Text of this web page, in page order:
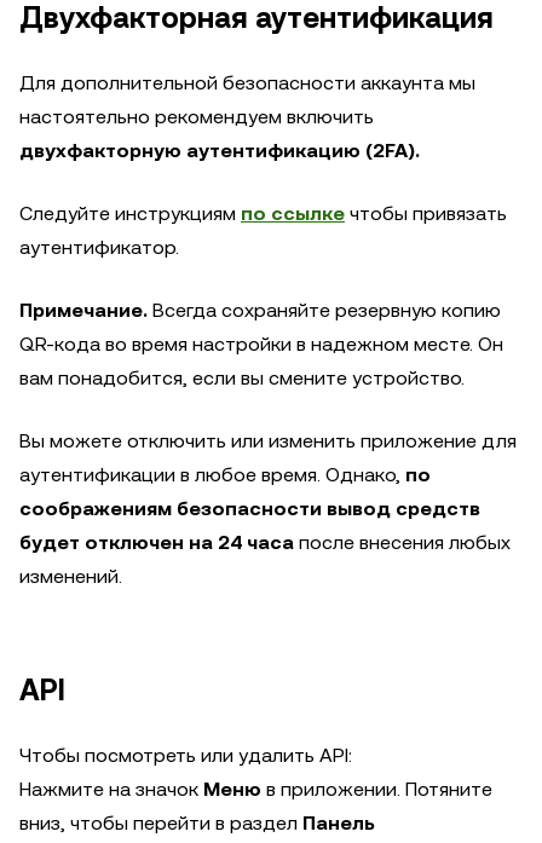
Двухфакторная аутентификация
Для дополнительной безопасности аккаунта мы
настоятельно рекомендуем включить
двухфакторную аутентификацию (2FA).
Следуйте инструкциям по ссылке чтобы привязать
аутентификатор.
Примечание. Всегда сохраняйте резервную копию
QR-кода во время настройки в надежном месте. Он
вам понадобится, если вы смените устройство.
Вы можете отключить или изменить приложение для
аутентификации в любое время. Однако, по
соображениям безопасности вывод средств
будет отключен на 24 часа после внесения любых
изменений.
API
Чтобы посмотреть или удалить API:
Нажмите на значок Меню в приложении. Потяните
вниз, чтобы перейти в раздел Панель